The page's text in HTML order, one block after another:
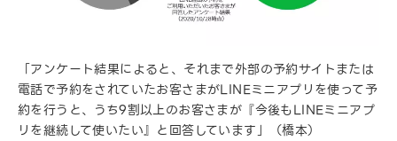
「アンケート結果によると、それまで外部の予約サイトまたは
電話で予約をされていたお客さまがLINEミニアプリを使って予
約を行うと、うち9割以上のお客さまが『今後もLINEミニアプ
リを継続して使いたい』と回答しています」（橋本）